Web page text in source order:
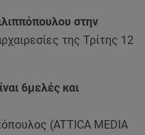
στην
της Τρίτης 12
6μελές και
(ATTICA MEDIA